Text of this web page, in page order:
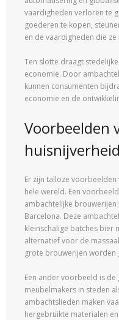
vaardigheden verloren te
goederen te kopen,
en de vaardigheden die
Ten slotte draagt
economie. Door
kunnen consumenten
economie en de
Voorbeelden
huisnijverheid
Er zijn talloze
hele wereld. Een
ambachtelijke brouwerijen
Barcelona. Deze
kleinschalige batches bier
alternatief voor de
grote brouwerijen worden
Een ander voorbeeld is
meubelmakers in steden
ambachtslieden maken
hergebruikte materialen